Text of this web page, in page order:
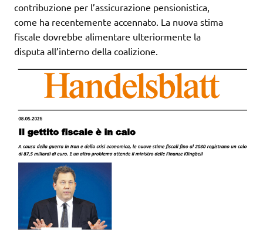
contribuzione per l’assicurazione pensionistica,
come ha recentemente accennato. La nuova stima
fiscale dovrebbe alimentare ulteriormente la
disputa all’interno della coalizione.